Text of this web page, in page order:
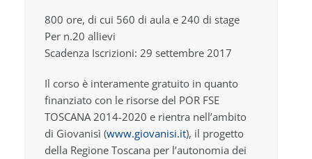
800 ore, di cui 560 di aula e 240 di stage
Per n.20 allievi
Scadenza Iscrizioni: 29 settembre 2017
Il corso è interamente gratuito in quanto
finanziato con le risorse del POR FSE
TOSCANA 2014-2020 e rientra nell’ambito
di Giovanisì (www.giovanisi.it), il progetto
della Regione Toscana per l’autonomia dei